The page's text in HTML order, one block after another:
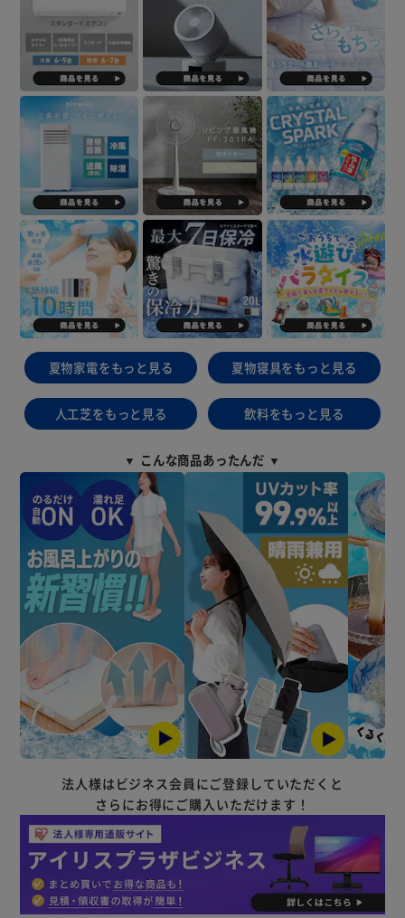
夏物家電をもっと見る 夏物寝具をもっと見る
人工芝をもっと見る 飲料をもっと見る
▼ こんな商品あったんだ ▼
法人様はビジネス会員にご登録していただくと
さらにお得にご購入いただけます！